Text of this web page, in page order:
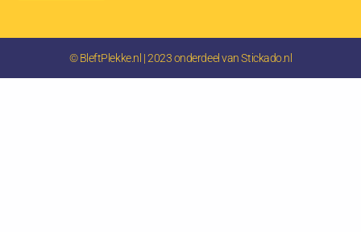
© BleftPlekke.nl | 2023 onderdeel van Stickado.nl